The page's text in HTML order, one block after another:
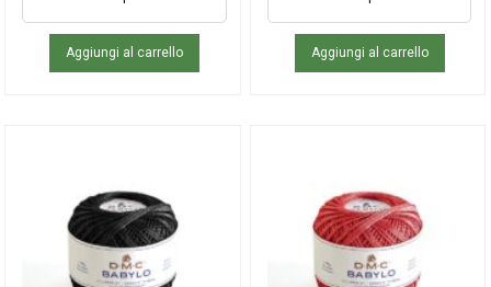
Aggiungi al carrello Aggiungi al carrello